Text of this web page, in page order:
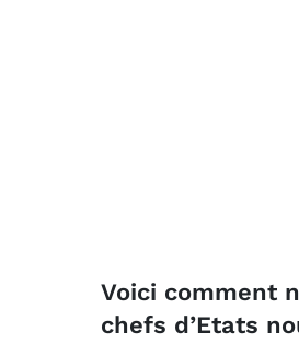
Voici comment
chefs d’Etats